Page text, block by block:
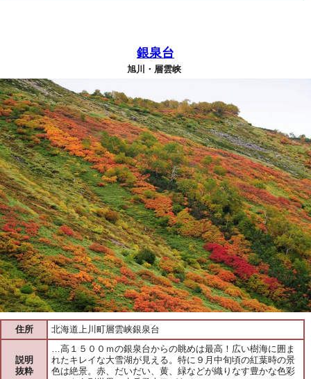
銀泉台
旭川・層雲峡
住所 北海道上川町層雲峡銀泉台
説明
抜粋
…高１５００ｍの銀泉台からの眺めは最高！広い樹海に囲ま
れたキレイな大雪湖が見える。特に９月中旬頃の紅葉時の景
色は絶景。赤、だいだい、黄、緑などが織りなす豊かな色彩